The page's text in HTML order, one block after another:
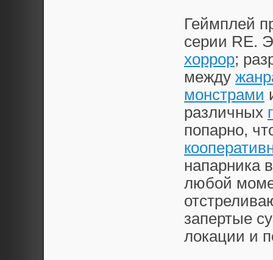
Геймплей
серии RE.
хоррор;
между
монстрами
различных
попарно,
напарника
любой
запертые
локации и